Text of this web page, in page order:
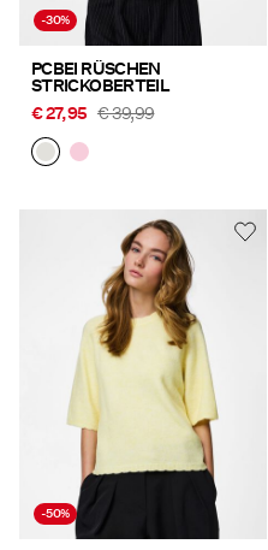
-30%
PCBEI RÜSCHEN
STRICKOBERTEIL
€ 27,95 € 39,99
-50%